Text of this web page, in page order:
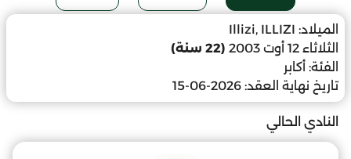
الميلاد: Illizi, ILLIZI
الثلاثاء 12 أوت 2003
(22 سنة)
الفئة: أكابر
تاريخ نهاية العقد: 2026-06-15
النادي الحالي